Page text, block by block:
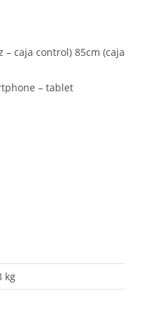
caja control) 85cm (caja
– tablet
kg